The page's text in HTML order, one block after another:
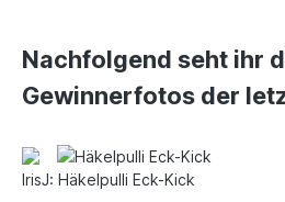
Nachfolgend seht ihr
Gewinnerfotos der
IrisJ: Häkelpulli Eck-Kick